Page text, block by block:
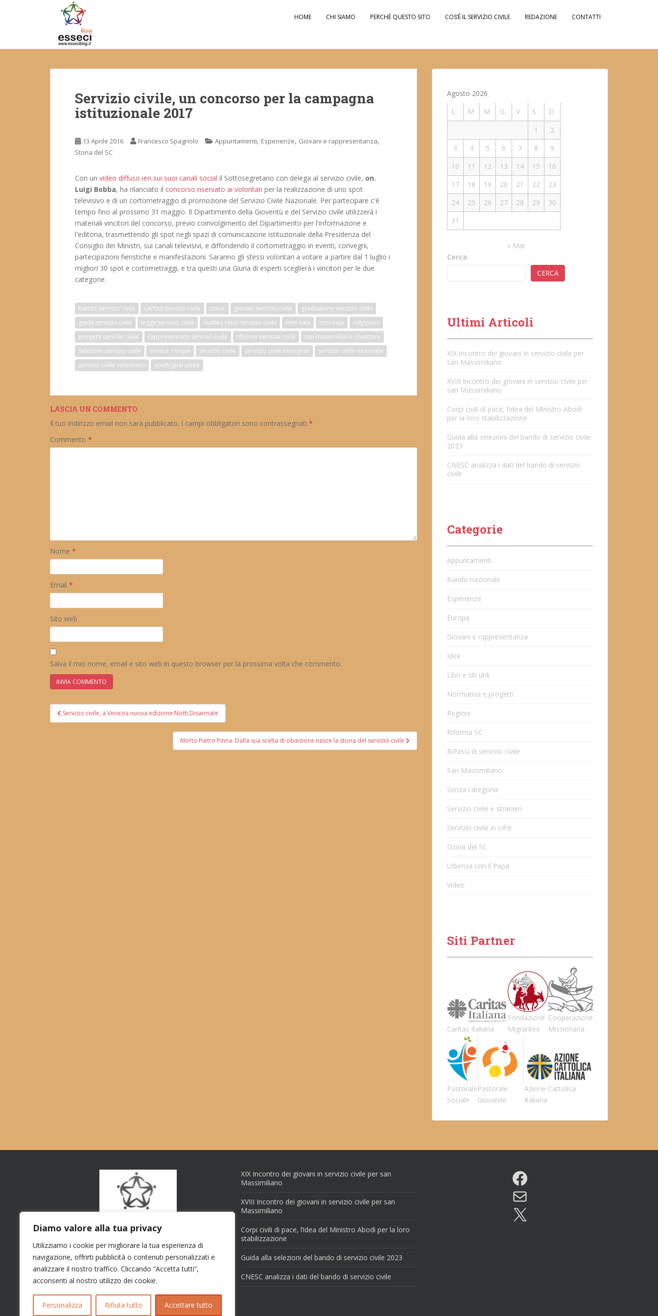
Diamo valore alla tua privacy
Utilizziamo i cookie per migliorare la tua esperienza di
navigazione, offrirti pubblicità o contenuti personalizzati e
analizzare il nostro traffico. Cliccando “Accetta tutti”,
acconsenti al nostro utilizzo dei cookie.
Personalizza Rifiuta tutto Accettare tutto
t
HOME CHI SIAMO PERCHÈ QUESTO SITO COS’È IL SERVIZIO CIVILE REDAZIONE CONTATTI
Servizio civile, un concorso per la campagna
istituzionale 2017
13 Aprile 2016 Francesco Spagnolo Appuntamenti, Esperienze, Giovani e rappresentanza,
Storia del SC
Con un video diffuso ieri sui suoi canali social il Sottosegretario con delega al servizio civile, on.
Luigi Bobba, ha rilanciato il concorso riservato ai volontari per la realizzazione di uno spot
televisivo e di un cortometraggio di promozione del Servizio Civile Nazionale. Per partecipare c'è
tempo fino al prossimo 31 maggio. Il Dipartimento della Gioventù e del Servizio civile utilizzerà i
materiali vincitori del concorso, previo coinvolgimento del Dipartimento per l'informazione e
l'editoria, trasmettendo gli spot negli spazi di comunicazione istituzionale della Presidenza del
Consiglio dei Ministri, sui canali televisivi, e diffondendo il cortometraggio in eventi, convegni,
partecipazioni fieristiche e manifestazioni. Saranno gli stessi volontari a votare a partire dal 1 luglio i
migliori 30 spot e cortometraggi, e tra questi una Giuria di esperti sceglierà i vincitori per le due
categorie.
bando servizio civile caritas servizio civile cnesc giovani servizio civile
graduatorie servizio civile
guida servizio civile
legge servizio civile matteo renzi servizio civile mini naia mini naja
odysseus
progetti servizio civile
rappresentanti servizio civile riforma servizio civile
san massimiliano obiettore
selezioni servizio civile
service civique servizio civile servizio civile immigrati
servizio civile nazionale
servizio civile volontario
youth guarantee
LASCIA UN COMMENTO
Il tuo indirizzo email non sarà pubblicato. I campi obbligatori sono contrassegnati *
Commento *
Nome *
Email *
Sito web
Salva il mio nome, email e sito web in questo browser per la prossima volta che commento.
Navigazione
articoli
Servizio civile, a Venezia nuova edizione Notti Disarmate
Morto Pietro Pinna. Dalla sua scelta di obiezione nasce la storia del servizio civile
Agosto 2026
L
M M G V S
D
1
2
3
4 5 6 7 8
9
10
11 12 13 14 15
16
17
18 19 20 21 22
23
24
25 26 27 28 29
30
31
« Mar
Cerca
CERCA
Ultimi Articoli
XIX Incontro dei giovani in servizio civile per
san Massimiliano
XVIII Incontro dei giovani in servizio civile per
san Massimiliano
Corpi civili di pace, l’idea del Ministro Abodi
per la loro stabilizzazione
Guida alla selezioni del bando di servizio civile
2023
CNESC analizza i dati del bando di servizio
civile
Categorie
Appuntamenti
Bando nazionale
Esperienze
Europa
Giovani e rappresentanza
Idee
Libri e siti utili
Normativa e progetti
Regioni
Riforma SC
RiPassi di servizio civile
San Massimiliano
Senza categoria
Servizio civile e stranieri
Servizio civile in cifre
Storia del SC
Udienza con il Papa
Video
Siti Partner
Caritas Italiana
Fondazione
Migrantes
Cooperazione
Missionaria
Pastorale
Sociale
Pastorale
Giovanile
Azione Cattolica
Italiana
XIX Incontro dei giovani in servizio civile per san
Massimiliano
XVIII Incontro dei giovani in servizio civile per san
Massimiliano
Corpi civili di pace, l’idea del Ministro Abodi per la loro
stabilizzazione
Guida alla selezioni del bando di servizio civile 2023
CNESC analizza i dati del bando di servizio civile
Facebook
Email
X